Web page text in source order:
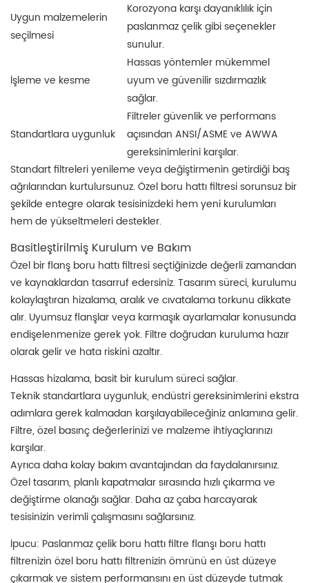
Uygun malzemelerin
seçilmesi
Korozyona karşı dayanıklılık için
paslanmaz çelik gibi seçenekler
sunulur.
İşleme ve kesme
Hassas yöntemler mükemmel
uyum ve güvenilir sızdırmazlık
sağlar.
Standartlara uygunluk
Filtreler güvenlik ve performans
açısından ANSI/ASME ve AWWA
gereksinimlerini karşılar.
Standart filtreleri yenileme veya değiştirmenin getirdiği baş
ağrılarından kurtulursunuz. Özel boru hattı filtresi sorunsuz bir
şekilde entegre olarak tesisinizdeki hem yeni kurulumları
hem de yükseltmeleri destekler.
Basitleştirilmiş Kurulum ve Bakım
Özel bir flanş boru hattı filtresi seçtiğinizde değerli zamandan
ve kaynaklardan tasarruf edersiniz. Tasarım süreci, kurulumu
kolaylaştıran hizalama, aralık ve cıvatalama torkunu dikkate
alır. Uyumsuz flanşlar veya karmaşık ayarlamalar konusunda
endişelenmenize gerek yok. Filtre doğrudan kuruluma hazır
olarak gelir ve hata riskini azaltır.
Hassas hizalama, basit bir kurulum süreci sağlar.
Teknik standartlara uygunluk, endüstri gereksinimlerini ekstra
adımlara gerek kalmadan karşılayabileceğiniz anlamına gelir.
Filtre, özel basınç değerlerinizi ve malzeme ihtiyaçlarınızı
karşılar.
Ayrıca daha kolay bakım avantajından da faydalanırsınız.
Özel tasarım, planlı kapatmalar sırasında hızlı çıkarma ve
değiştirme olanağı sağlar. Daha az çaba harcayarak
tesisinizin verimli çalışmasını sağlarsınız.
İpucu: Paslanmaz çelik boru hattı filtre flanşı boru hattı
filtrenizin özel boru hattı filtrenizin ömrünü en üst düzeye
çıkarmak ve sistem performansını en üst düzeyde tutmak